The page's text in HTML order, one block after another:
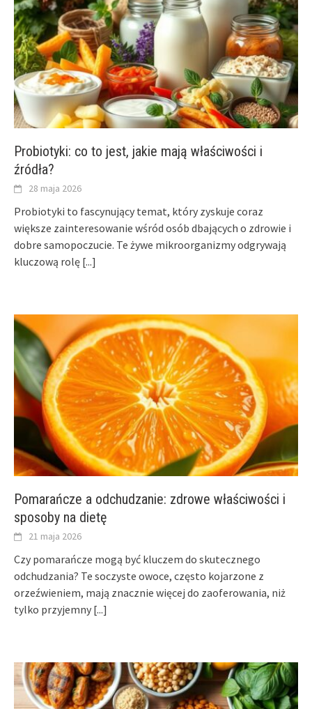
Probiotyki: co to jest, jakie mają właściwości i
źródła?
28 maja 2026
Probiotyki to fascynujący temat, który zyskuje coraz
większe zainteresowanie wśród osób dbających o zdrowie i
dobre samopoczucie. Te żywe mikroorganizmy odgrywają
kluczową rolę [...]
Pomarańcze a odchudzanie: zdrowe właściwości i
sposoby na dietę
21 maja 2026
Czy pomarańcze mogą być kluczem do skutecznego
odchudzania? Te soczyste owoce, często kojarzone z
orzeźwieniem, mają znacznie więcej do zaoferowania, niż
tylko przyjemny [...]